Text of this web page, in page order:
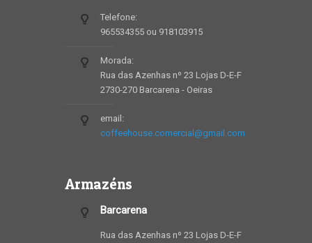
Telefone:
965534355 ou 918103915
Morada:
Rua das Azenhas nº 23 Lojas D-E-F
2730-270 Barcarena - Oeiras
email:
coffeehouse.comercial@gmail.com
Armazéns
Barcarena
Rua das Azenhas nº 23 Lojas D-E-F